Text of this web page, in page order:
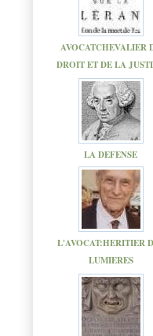
AVOCATCHEVALIER
DROIT ET DE LA
LA DEFENSE
L'AVOCAT:HERITIER
LUMIERES